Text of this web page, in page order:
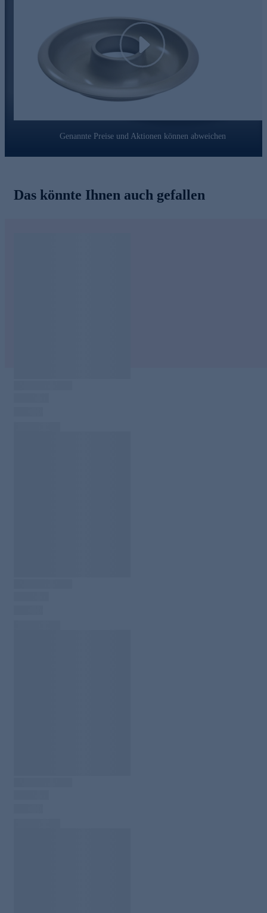
Play
Genannte Preise und Aktionen können abweichen
Das könnte Ihnen auch gefallen